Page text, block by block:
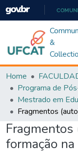
&
Home
formação